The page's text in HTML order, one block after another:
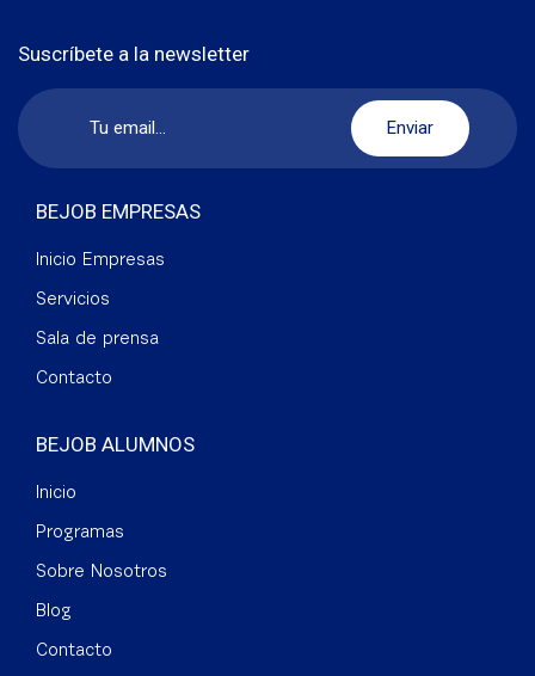
Suscríbete a la newsletter
BEJOB EMPRESAS
Inicio Empresas
Servicios
Sala de prensa
Contacto
BEJOB ALUMNOS
Inicio
Programas
Sobre Nosotros
Blog
Contacto